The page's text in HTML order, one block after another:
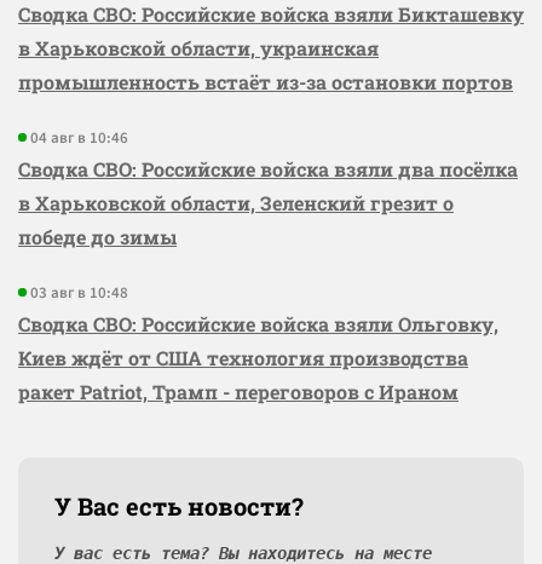
Сводка СВО: Российские войска взяли Бикташевку
в Харьковской области, украинская
промышленность встаёт из-за остановки портов
04 авг в 10:46
Сводка СВО: Российские войска взяли два посёлка
в Харьковской области, Зеленский грезит о
победе до зимы
03 авг в 10:48
Сводка СВО: Российские войска взяли Ольговку,
Киев ждёт от США технология производства
ракет Patriot, Трамп - переговоров с Ираном
У Вас есть новости?
У вас есть тема? Вы находитесь на месте